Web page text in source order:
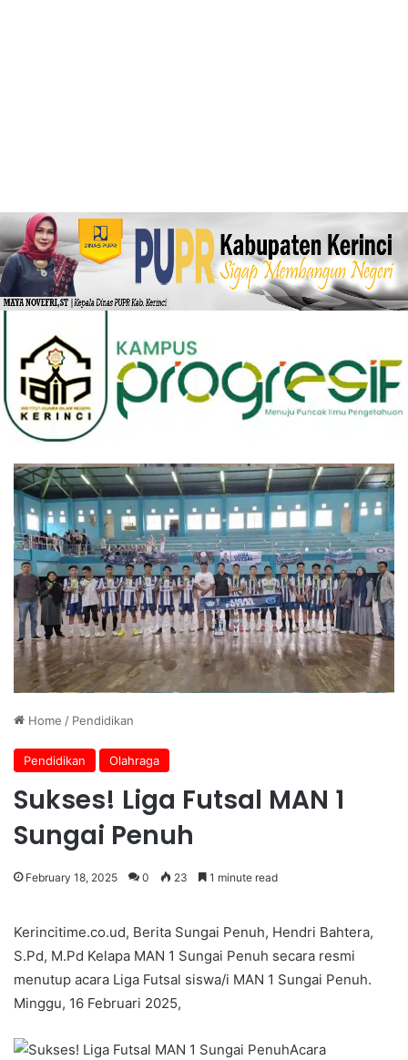
Home / Pendidikan
Pendidikan Olahraga
Sukses! Liga Futsal MAN 1
Sungai Penuh
February 18, 2025 0 23 1 minute read
Kerincitime.co.ud, Berita Sungai Penuh, Hendri Bahtera,
S.Pd, M.Pd Kelapa MAN 1 Sungai Penuh secara resmi
menutup acara Liga Futsal siswa/i MAN 1 Sungai Penuh.
Minggu, 16 Februari 2025,
Acara